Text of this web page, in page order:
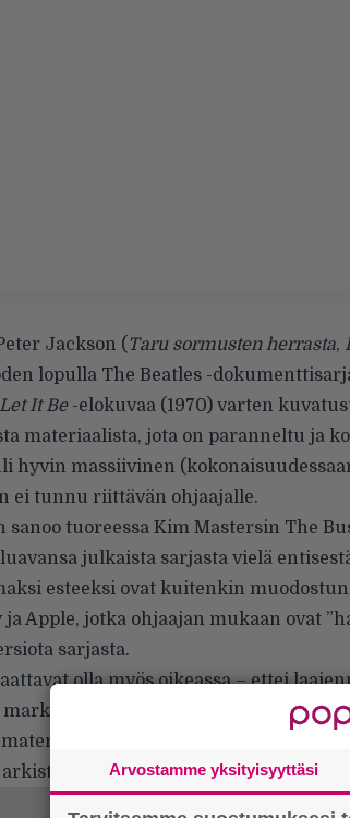
Jackson ( Taru sormusten herrasta,
lopulla The Beatles -
Let It Be-elokuvaa (1970) varten
materiaalista, jota on paranneltu ja
hyvin massiivinen
ei tunnu riittävän ohjaajalle.
sanoo tuoreessa Kim Mastersin The
julkaista sarjasta vielä
esteeksi ovat kuitenkin
Apple, jotka ohjaajan mukaan ovat
sarjasta.
olla myös oikeassa – ettei
markkinoita. Mutta tiedän, että on
jota me emme käyttäneet,
pölyttymään taas 50
Arvostamme yksityisyyttäsi